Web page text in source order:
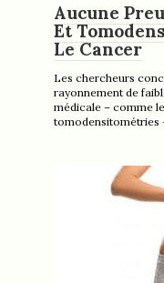
Aucune
Et
Le Cancer
Les chercheurs
rayonnement de
médicale – comme
tomodensitométries